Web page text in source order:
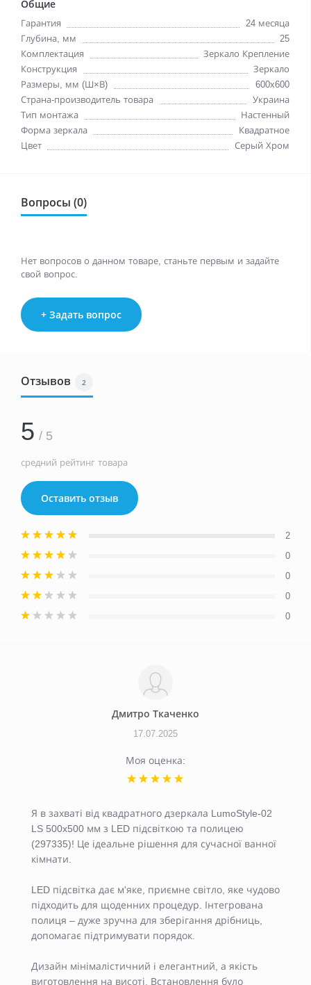
Общие
Гарантия
24 месяца
Глубина, мм
25
Комплектация
Зеркало Крепление
Конструкция
Зеркало
Размеры, мм (Ш×В)
600x600
Страна-производитель товара
Украина
Тип монтажа
Настенный
Форма зеркала
Квадратное
Цвет
Серый Хром
Вопросы (0)
Нет вопросов о данном товаре, станьте первым и задайте
свой вопрос.
+ Задать вопрос
Отзывов 2
5 / 5
средний рейтинг товара
Оставить отзыв
2
0
0
0
0
Дмитро Ткаченко
17.07.2025
Моя оценка:
Я в захваті від квадратного дзеркала LumoStyle-02
LS 500x500 мм з LED підсвіткою та полицею
(297335)! Це ідеальне рішення для сучасної ванної
кімнати.
LED підсвітка дає м'яке, приємне світло, яке чудово
підходить для щоденних процедур. Інтегрована
полиця – дуже зручна для зберігання дрібниць,
допомагає підтримувати порядок.
Дизайн мінімалістичний і елегантний, а якість
виготовлення на висоті. Встановлення було